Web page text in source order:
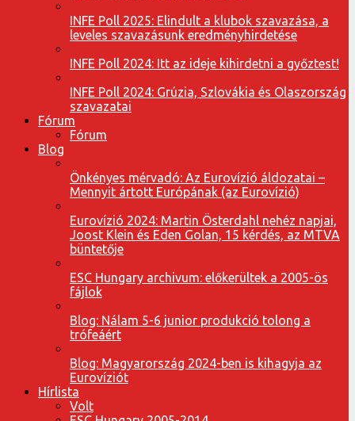
INFE Poll 2025: Elindult a klubok szavazása, a
leveles szavazásunk eredményhirdetése
INFE Poll 2024: Itt az ideje kihirdetni a győztest!
INFE Poll 2024: Grúzia, Szlovákia és Olaszország
szavazatai
Fórum
Fórum
Blog
Önkényes mérvadó: Az Eurovízió áldozatai –
Mennyit ártott Európának (az Eurovízió)
Eurovízió 2024: Martin Österdahl nehéz napjai,
Joost Klein és Eden Golan, 15 kérdés, az MTVA
büntetője
ESC Hungary archivum: előkerültek a 2005-ös
fájlok
Blog: Nálam 5-6 junior produkció tolong a
trófeáért
Blog: Magyarország 2024-ben is kihagyja az
Eurovíziót
Hírlista
Volt